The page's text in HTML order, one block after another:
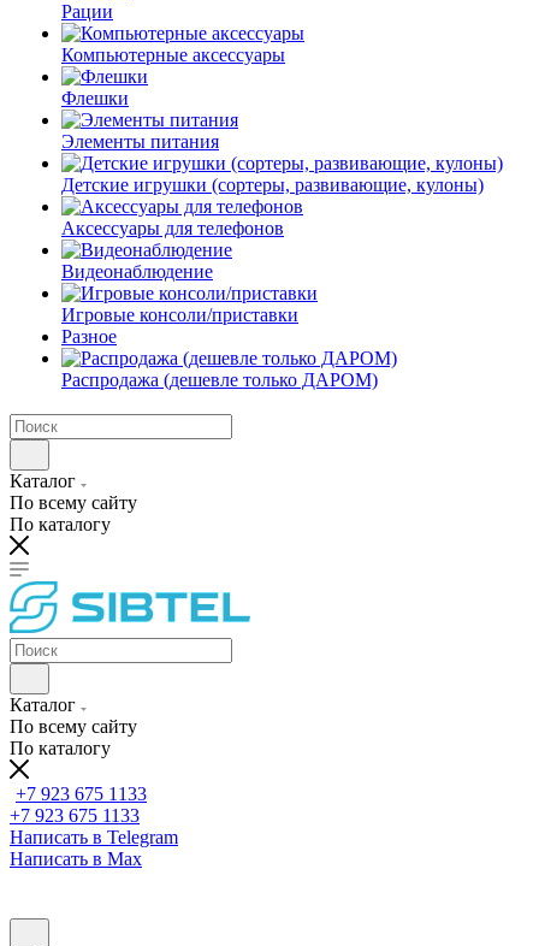
Рации
Компьютерные аксессуары
Флешки
Элементы питания
Детские игрушки (сортеры, развивающие, кулоны)
Аксессуары для телефонов
Видеонаблюдение
Игровые консоли/приставки
Разное
Распродажа (дешевле только ДАРОМ)
Каталог
По всему сайту
По каталогу
Каталог
По всему сайту
По каталогу
+7 923 675 1133
+7 923 675 1133
Написать в Telegram
Написать в Max